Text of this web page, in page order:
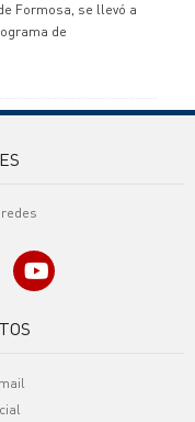
Formosa, se llevó a
de